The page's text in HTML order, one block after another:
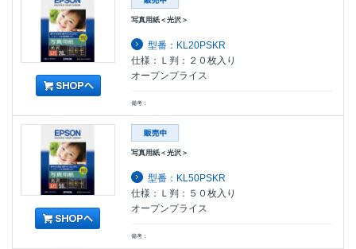
写真用紙＜光沢＞
型番：KL20PSKR
仕様：Ｌ判：２０枚入り
オープンプライス
備考：
写真用紙＜光沢＞
型番：KL50PSKR
仕様：Ｌ判：５０枚入り
オープンプライス
備考：